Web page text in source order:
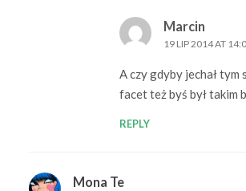
Marcin
19 LIP 2014 AT
A czy gdyby jechał tym
facet też byś był takim
REPLY
Mona Te